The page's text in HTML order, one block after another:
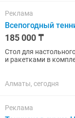
Реклама
Всепогодный
185 000 ₸
Стол для настольного тенниса
и ракетками в
Алматы, сегодня
Реклама